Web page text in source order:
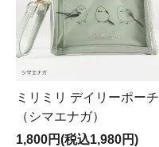
ミリミリ デイリーポーチ
（シマエナガ）
1,800円(税込1,980円)